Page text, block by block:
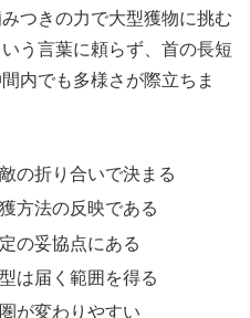
つきの力で大型獲物に挑む
う言葉に頼らず、首の長短
内でも多様さが際立ちま
の折り合いで決まる
方法の反映である
の妥協点にある
は届く範囲を得る
が変わりやすい